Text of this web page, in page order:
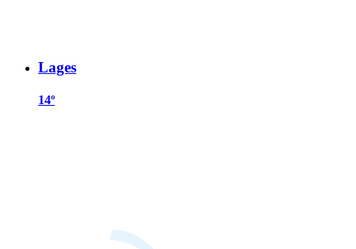
Lages
14º